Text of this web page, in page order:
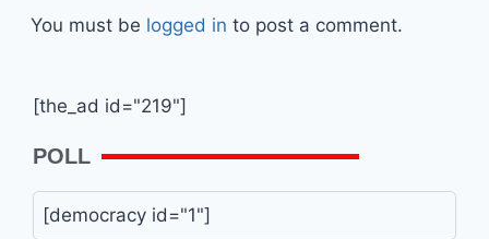
You must be logged in to post a comment.
[the_ad id="219"]
POLL
[democracy id="1"]